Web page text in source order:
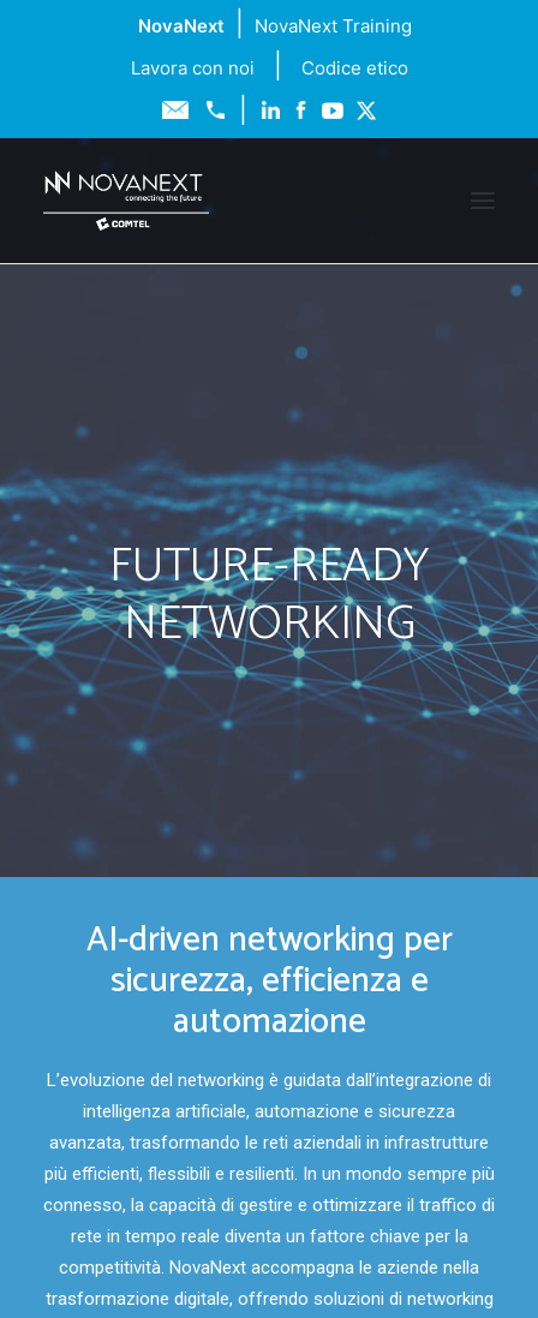
NovaNext
NovaNext Training
Lavora con noi
Codice etico
Servizi
Formazione
Blog & Risorse
Sostenibilità
Contatti
FUTURE-READY
NETWORKING
AI-driven networking per
sicurezza, efficienza e
automazione
L’evoluzione del networking è guidata dall’integrazione di
intelligenza artificiale, automazione e sicurezza
avanzata, trasformando le reti aziendali in infrastrutture
più efficienti, flessibili e resilienti. In un mondo sempre più
connesso, la capacità di gestire e ottimizzare il traffico di
rete in tempo reale diventa un fattore chiave per la
competitività. NovaNext accompagna le aziende nella
trasformazione digitale, offrendo soluzioni di networking